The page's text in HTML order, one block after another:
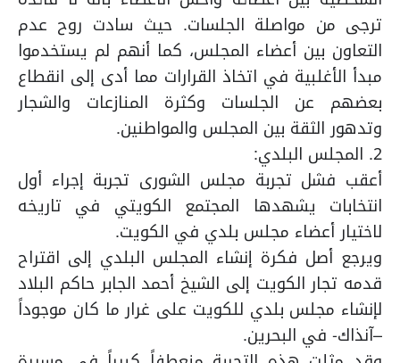
ترجى من مواصلة الجلسات. حيث سادت روح عدم
التعاون بين أعضاء المجلس، كما أنهم لم يستخدموا
مبدأ الأغلبية في اتخاذ القرارات مما أدى إلى انقطاع
بعضهم عن الجلسات وكثرة المنازعات والشجار
وتدهور الثقة بين المجلس والمواطنين.
2. المجلس البلدي:
أعقب فشل تجربة مجلس الشورى تجربة إجراء أول
انتخابات يشهدها المجتمع الكويتي في تاريخه
لاختيار أعضاء مجلس بلدي في الكويت.
ويرجع أصل فكرة إنشاء المجلس البلدي إلى اقتراح
قدمه تجار الكويت إلى الشيخ أحمد الجابر حاكم البلاد
لإنشاء مجلس بلدي للكويت على غرار ما كان موجوداً
–آنذاك- في البحرين.